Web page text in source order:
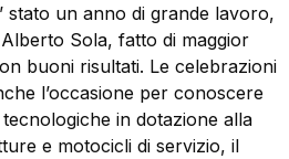
stato un anno di grande lavoro,
Sola, fatto di maggior
buoni risultati. Le celebrazioni
l’occasione per conoscere
in dotazione alla
e motocicli di servizio, il